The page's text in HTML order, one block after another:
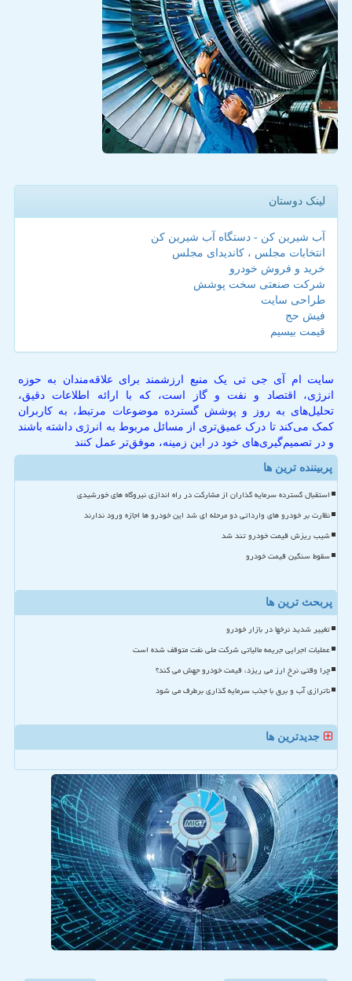
لینک دوستان
آب شیرین کن - دستگاه آب شیرین کن
انتخابات مجلس ، کاندیدای مجلس
خرید و فروش خودرو
شرکت صنعتی سخت پوشش
طراحی سایت
فیش حج
قیمت بیسیم
سایت ام آی جی تی یک منبع ارزشمند برای علاقه‌مندان به حوزه
انرژی، اقتصاد و نفت و گاز است، که با ارائه اطلاعات دقیق،
تحلیل‌های به روز و پوشش گسترده موضوعات مرتبط، به کاربران
کمک می‌کند تا درک عمیق‌تری از مسائل مربوط به انرژی داشته باشند
و در تصمیم‌گیری‌های خود در این زمینه، موفق‌تر عمل کنند
پربیننده ترین ها
استقبال گسترده سرمایه گذاران از مشارکت در راه اندازی نیروگاه های خورشیدی
نظارت بر خودرو های وارداتی دو مرحله ای شد این خودرو ها اجازه ورود ندارند
شیب ریزش قیمت خودرو تند شد
سقوط سنگین قیمت خودرو
پربحث ترین ها
تغییر شدید نرخها در بازار خودرو
عملیات اجرایی جریمه مالیاتی شرکت ملی نفت متوقف شده است
چرا وقتی نرخ ارز می ریزد، قیمت خودرو جهش می کند؟
ناترازی آب و برق با جذب سرمایه گذاری برطرف می شود
جدیدترین ها